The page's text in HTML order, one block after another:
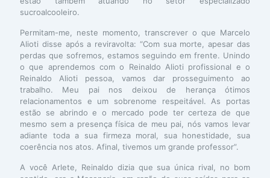
sucroalcooleiro.
Permitam-me, neste momento, transcrever o que Marcelo
Alioti disse após a reviravolta: “Com sua morte, apesar das
perdas que sofremos, estamos seguindo em frente. Unindo
o que aprendemos com o Reinaldo Alioti profissional e o
Reinaldo Alioti pessoa, vamos dar prosseguimento ao
trabalho. Meu pai nos deixou de herança ótimos
relacionamentos e um sobrenome respeitável. As portas
estão se abrindo e o mercado pode ter certeza de que
mesmo sem a presença física de meu pai, nós vamos levar
adiante toda a sua firmeza moral, sua honestidade, sua
coerência nos atos. Afinal, tivemos um grande professor”.
A você Arlete, Reinaldo dizia que sua única rival, no bom